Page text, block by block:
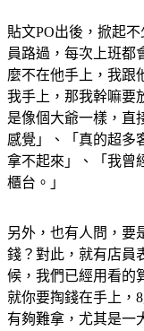
貼文PO出後，掀起
員路過，每次上班都
麼不在他手上，我跟
我手上，那我幹嘛要
是像個大爺一樣，直
感覺」、「真的超多
拿不起來」、「我曾
櫃台。」
另外，也有人問，要
錢？對此，就有店員
候，我們已經用看的
就你要掏錢在手上，
有夠難拿，尤其是一